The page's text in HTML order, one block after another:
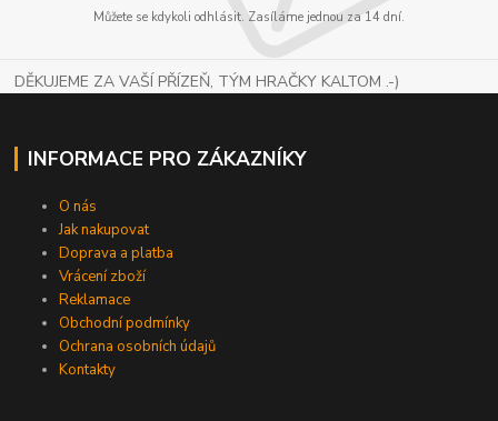
Můžete se kdykoli odhlásit. Zasíláme jednou za 14 dní.
DĚKUJEME ZA VAŠÍ PŘÍZEŇ, TÝM HRAČKY KALTOM .-)
INFORMACE PRO ZÁKAZNÍKY
O nás
Jak nakupovat
Doprava a platba
Vrácení zboží
Reklamace
Obchodní podmínky
Ochrana osobních údajů
Kontakty